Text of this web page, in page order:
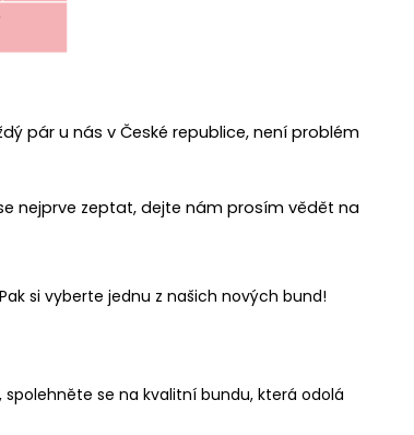
pár u nás v České republice, není problém
nejprve zeptat, dejte nám prosím vědět na
si vyberte jednu z našich nových bund!
se na kvalitní bundu, která odolá